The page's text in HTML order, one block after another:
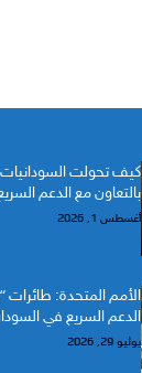
كيف تحولت
بالتعاون مع الدعم
أغسطس 1, 2026
الأمم المتحدة: طائرات
الدعم السريع في
يوليو 29, 2026